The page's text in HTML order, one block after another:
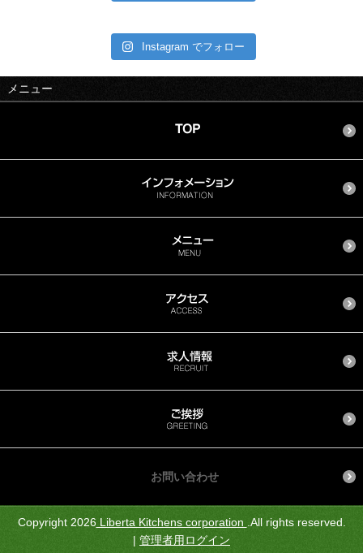
Instagram でフォロー
メニュー
お問い合わせ
Copyright 2026Liberta Kitchens corporation .All rights reserved.
| 管理者用ログイン